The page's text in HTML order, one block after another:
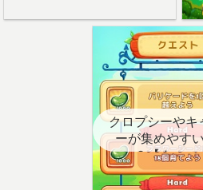
クロプシーやキ
ーが集めやす
こ？【クエス